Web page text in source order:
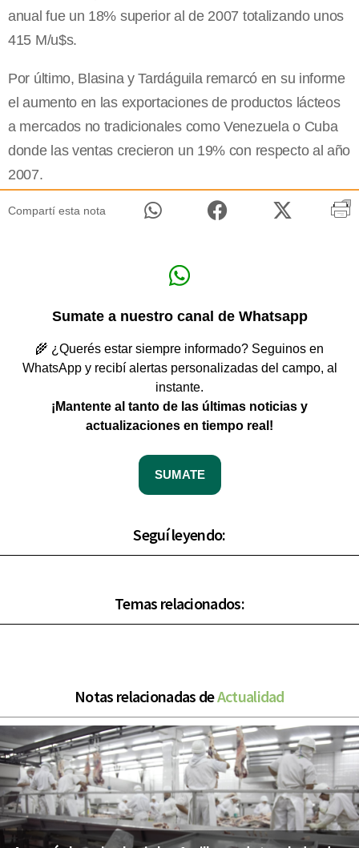
anual fue un 18% superior al de 2007 totalizando unos
415 M/u$s.
Por último, Blasina y Tardáguila remarcó en su informe
el aumento en las exportaciones de productos lácteos
a mercados no tradicionales como Venezuela o Cuba
donde las ventas crecieron un 19% con respecto al año
2007.
Compartí esta nota
Sumate a nuestro canal de Whatsapp
🌾 ¿Querés estar siempre informado? Seguinos en
WhatsApp y recibí alertas personalizadas del campo, al
instante.
¡Mantente al tanto de las últimas noticias y
actualizaciones en tiempo real!
SUMATE
Seguí leyendo:
Temas relacionados:
Notas relacionadas deActualidad